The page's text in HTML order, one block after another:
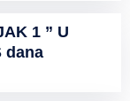
1 ” U
dana